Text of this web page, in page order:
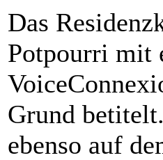
Das
Potpourri mit
Grund
ebenso auf